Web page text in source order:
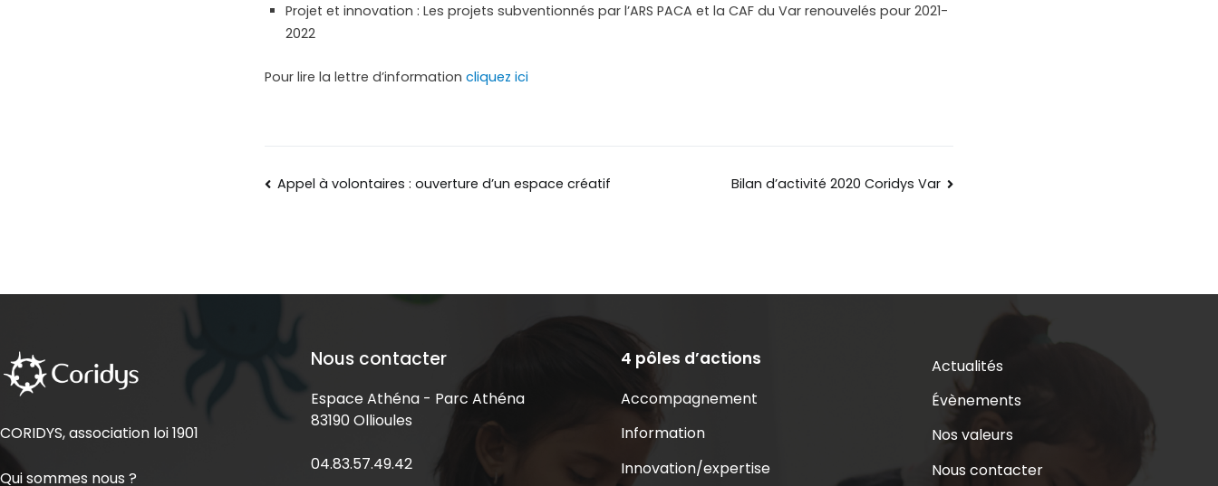
Projet et innovation : Les projets subventionnés par l’ARS PACA et la CAF du Var renouvelés pour 2021-
2022
Pour lire la lettre d’information cliquez ici
Appel à volontaires : ouverture d’un espace créatif Bilan d’activité 2020 Coridys Var
CORIDYS, association loi 1901
Qui sommes nous ?
Nous contacter
Espace Athéna - Parc Athéna
83190 Ollioules
04.83.57.49.42
4 pôles d’actions
Accompagnement
Information
Innovation/expertise
Actualités
Évènements
Nos valeurs
Nous contacter